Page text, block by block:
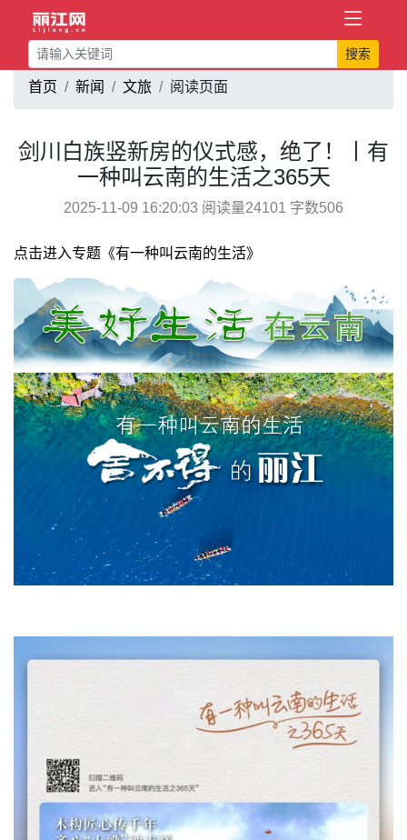
搜索
首页 新闻 文旅 阅读页面
剑川白族竖新房的仪式感，绝了！丨有
一种叫云南的生活之365天
2025-11-09 16:20:03 阅读量24101 字数506
点击进入专题《有一种叫云南的生活》